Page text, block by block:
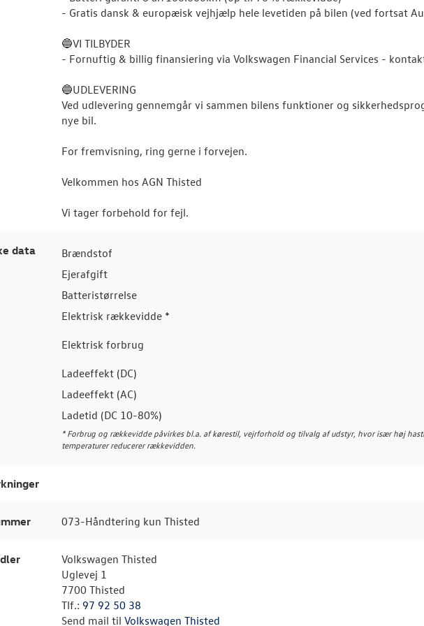
- Gratis dansk & europæisk vejhjælp hele levetiden på bilen (ved fortsat
🔵VI TILBYDER
- Fornuftig & billig finansiering via Volkswagen Financial Services -
🔵UDLEVERING
Ved udlevering gennemgår vi sammen bilens funktioner og
nye bil.
For fremvisning, ring gerne i forvejen.
Velkommen hos AGN Thisted
Vi tager forbehold for fejl.
data Brændstof
Ejerafgift
Batteristørrelse
Elektrisk rækkevidde *
Elektrisk forbrug
Ladeeffekt (DC)
Ladeeffekt (AC)
Ladetid (DC 10-80%)
* Forbrug og rækkevidde påvirkes bl.a. af kørestil, vejrforhold og tilvalg af udstyr, hvor især høj
temperaturer reducerer rækkevidden.
073-Håndtering kun Thisted
Volkswagen Thisted
Uglevej 1
7700 Thisted
Tlf.: 97 92 50 38
Send mail til Volkswagen Thisted